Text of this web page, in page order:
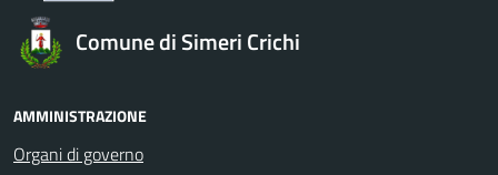
Comune di Simeri Crichi
AMMINISTRAZIONE
Organi di governo